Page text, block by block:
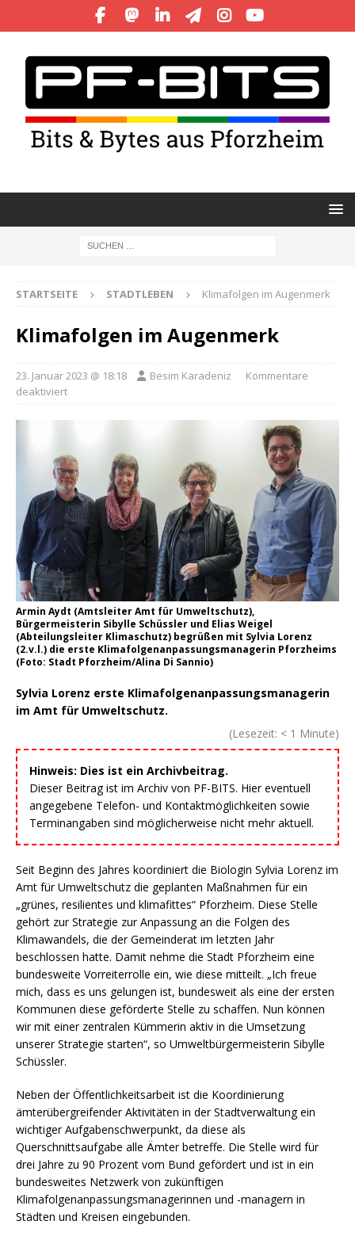
STARTSEITE STADTLEBEN Klimafolgen im Augenmerk
Klimafolgen im Augenmerk
23. Januar 2023 @ 18:18 Besim Karadeniz
Kommentare
deaktiviert
Armin Aydt (Amtsleiter Amt für Umweltschutz),
Bürgermeisterin Sibylle Schüssler und Elias Weigel
(Abteilungsleiter Klimaschutz) begrüßen mit Sylvia Lorenz
(2.v.l.) die erste Klimafolgenanpassungsmanagerin Pforzheims
(Foto: Stadt Pforzheim/Alina Di Sannio)
Sylvia Lorenz erste Klimafolgenanpassungsmanagerin
im Amt für Umweltschutz.
(Lesezeit: < 1 Minute)
Hinweis: Dies ist ein Archivbeitrag.
Dieser Beitrag ist im Archiv von PF-BITS. Hier eventuell
angegebene Telefon- und Kontaktmöglichkeiten sowie
Terminangaben sind möglicherweise nicht mehr aktuell.
Seit Beginn des Jahres koordiniert die Biologin Sylvia Lorenz im
Amt für Umweltschutz die geplanten Maßnahmen für ein
„grünes, resilientes und klimafittes“ Pforzheim. Diese Stelle
gehört zur Strategie zur Anpassung an die Folgen des
Klimawandels, die der Gemeinderat im letzten Jahr
beschlossen hatte. Damit nehme die Stadt Pforzheim eine
bundesweite Vorreiterrolle ein, wie diese mitteilt. „Ich freue
mich, dass es uns gelungen ist, bundesweit als eine der ersten
Kommunen diese geförderte Stelle zu schaffen. Nun können
wir mit einer zentralen Kümmerin aktiv in die Umsetzung
unserer Strategie starten“, so Umweltbürgermeisterin Sibylle
Schüssler.
Neben der Öffentlichkeitsarbeit ist die Koordinierung
ämterübergreifender Aktivitäten in der Stadtverwaltung ein
wichtiger Aufgabenschwerpunkt, da diese als
Querschnittsaufgabe alle Ämter betreffe. Die Stelle wird für
drei Jahre zu 90 Prozent vom Bund gefördert und ist in ein
bundesweites Netzwerk von zukünftigen
Klimafolgenanpassungsmanagerinnen und -managern in
Städten und Kreisen eingebunden.